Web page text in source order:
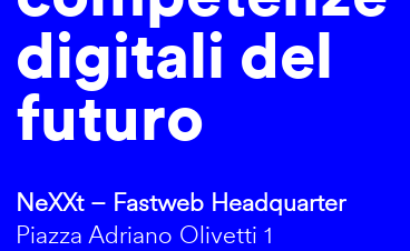
digitali del
futuro
NeXXt – Fastweb Headquarter
Piazza Adriano Olivetti 1